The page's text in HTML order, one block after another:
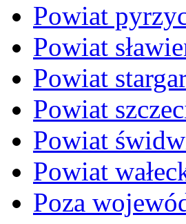
Powiat
Powiat
Powiat
Powiat
Powiat
Powiat
Poza